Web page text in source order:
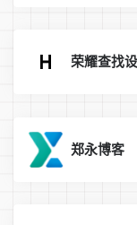
荣耀查找
郑永博客